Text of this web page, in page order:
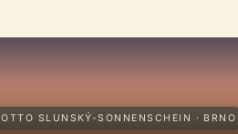
SLUNSKÝ-SONNENSCHEIN · BRNO